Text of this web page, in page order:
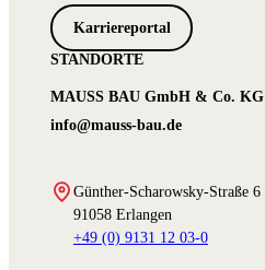
Karriereportal
STANDORTE
MAUSS BAU GmbH & Co. KG
info@mauss-bau.de
Günther-Scharowsky-Straße 6
91058 Erlangen
+49 (0) 9131 12 03-0